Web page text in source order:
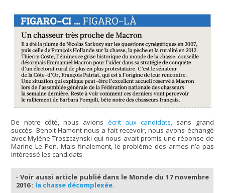
De notre côté, nous avions écrit aux candidats, sans grand
succès. Benoit Hamont nous a fait recevoir, nous avons échangé
avec Mylène Troszczynski qui nous avait promis une réponse de
Marine Le Pen. Mais finalement, le problème des armes n’a pas
intéressé les candidats.
- Voir aussi article publié dans le Monde du 17 novembre
2016 : la chasse décomplexée.